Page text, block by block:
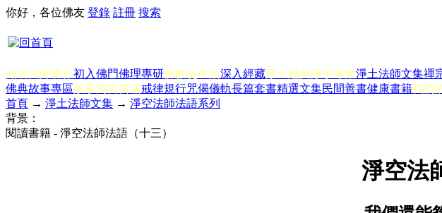
你好，各位佛友 登錄 註冊 搜索
知名法師著作初入佛門佛理專研佛教徒生活深入經藏淨土經典淨宗專集淨土法師文集禪
佛典故事專區故事寓言書籍戒律規行咒偈儀軌長篇套書精選文集民間善書健康書籍我們
首頁 → 淨土法師文集 → 淨空法師法語系列
背景：
閱讀書籍 - 淨空法師法語（十三）
淨空法